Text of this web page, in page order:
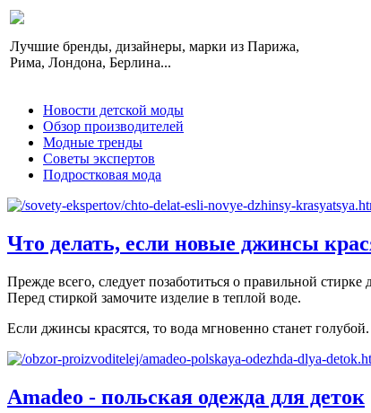
Лучшие бренды, дизайнеры, марки из Парижа,
Рима, Лондона, Берлина...
Новости детской моды
Обзор производителей
Модные тренды
Советы экспертов
Подростковая мода
Что делать, если новые джинсы
Прежде всего, следует позаботиться о правильной стирке
Перед стиркой замочите изделие в теплой воде.
Если джинсы красятся, то вода мгновенно станет
Amadeo - польская одежда для деток